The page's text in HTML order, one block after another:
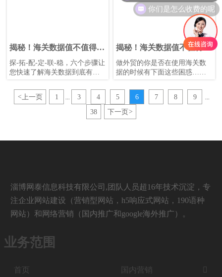
揭秘！海关数据值不值得
用? 外贸人不得不了解的一
些事实（拓）
探-拓-配-定-联-稳，六个步骤让
您快速了解海关数据到底有没
——拓，不再“守株待兔”，让外
贸主动营销提效10倍。
揭秘！海关数据值不值得
用? 外贸人不得不了解的一
些事实
做外贸的你是否在使用海关数
据的时候有下面这些困惑……
< 上一页 1 3 4 5 6 7 8 9
38 下一页>
淄博网泰信息科技有限公司,团队人员超16年技术沉淀，专
注企业网站建设（营销型网站，h5响应式网站，190语种
网站）和网络营销（国内推广和google海外推广）。
业务范围
首页 国内营销 
你们是怎么收费的呢